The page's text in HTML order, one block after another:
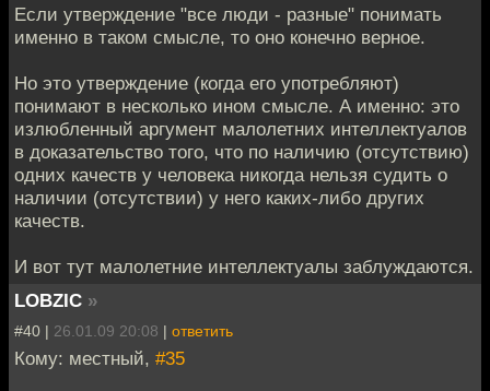
Если утверждение "все люди - разные" понимать
именно в таком смысле, то оно конечно верное.
Но это утверждение (когда его употребляют)
понимают в несколько ином смысле. А именно: это
излюбленный аргумент малолетних интеллектуалов
в доказательство того, что по наличию (отсутствию)
одних качеств у человека никогда нельзя судить о
наличии (отсутствии) у него каких-либо других
качеств.
И вот тут малолетние интеллектуалы заблуждаются.
LOBZIC »
#40 | 26.01.09 20:08 | ответить
Кому: местный, #35